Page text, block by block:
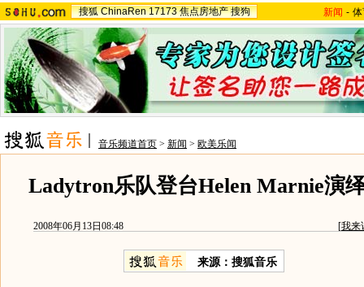
搜狐 ChinaRen 17173 焦点房地产 搜狗 新闻 -
音乐频道首页 > 新闻 > 欧美乐闻
Ladytron乐队登台Helen Marnie演
2008年06月13日08:48 [我来
来源：搜狐音乐